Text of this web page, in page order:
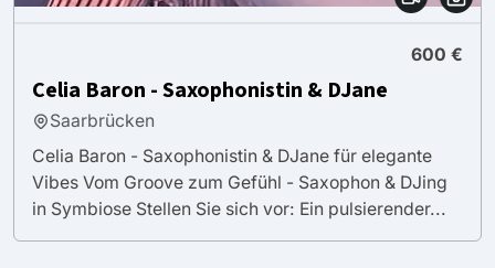
600 €
Celia Baron - Saxophonistin & DJane
Saarbrücken
Celia Baron - Saxophonistin & DJane für elegante
Vibes Vom Groove zum Gefühl - Saxophon & DJing
in Symbiose Stellen Sie sich vor: Ein pulsierender...